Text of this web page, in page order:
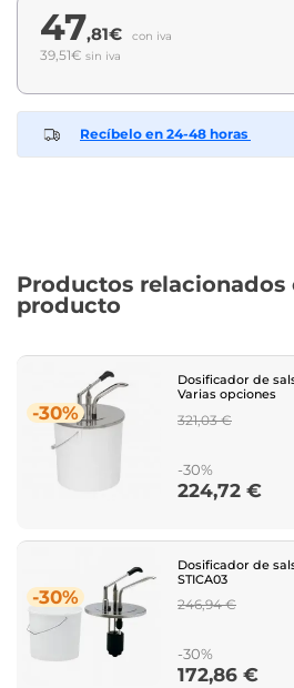
47,81€ con iva
39,51€ sin iva
Recíbelo en 24-48 horas
Productos relacionados
producto
-30%
Dosificador de
Varias opciones
Regular
321,03 €
-30%
Price
224,72 €
-30%
Dosificador de
STICA03
Regular
246,94 €
-30%
Price
172,86 €